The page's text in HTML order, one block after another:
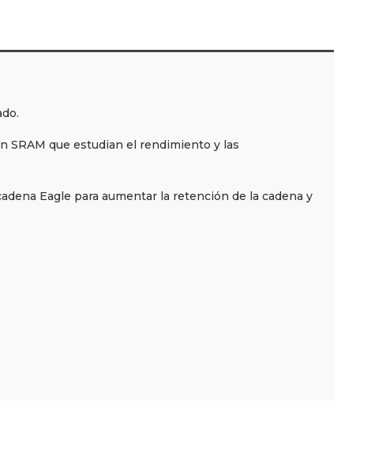
SRAM que estudian el rendimiento y las
Eagle para aumentar la retención de la cadena y